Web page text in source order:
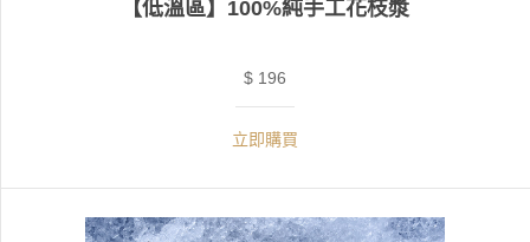
【低溫區】100%純手工花枝漿
$ 196
立即購買